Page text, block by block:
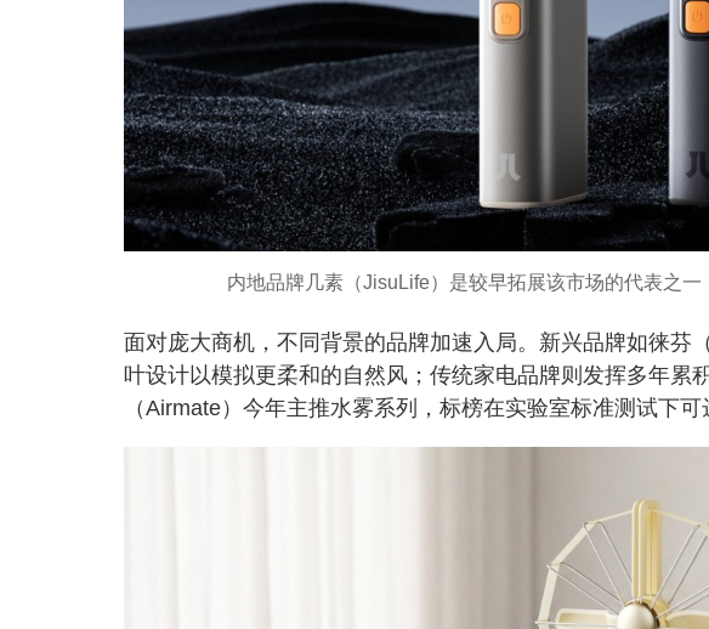
内地品牌几素（JisuLife）是较早拓展该市场的代表之一
面对庞大商机，不同背景的品牌加速入局。新兴品牌如徕芬
叶设计以模拟更柔和的自然风；传统家电品牌则发挥多年累
（Airmate）今年主推水雾系列，标榜在实验室标准测试下可